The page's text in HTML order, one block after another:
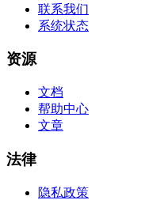
联系我们
系统状态
资源
文档
帮助中心
文章
法律
隐私政策